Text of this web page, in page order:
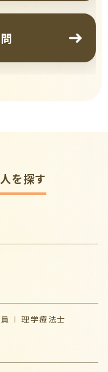
を探す
理学療法士